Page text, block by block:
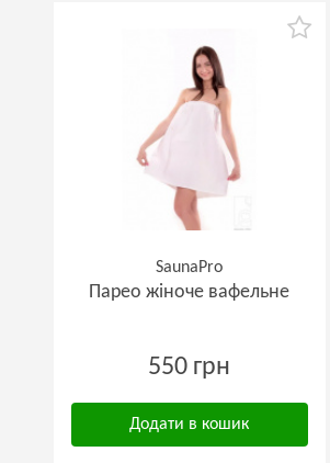
SaunaPro
Парео жіноче вафельне
550 грн
Додати в кошик